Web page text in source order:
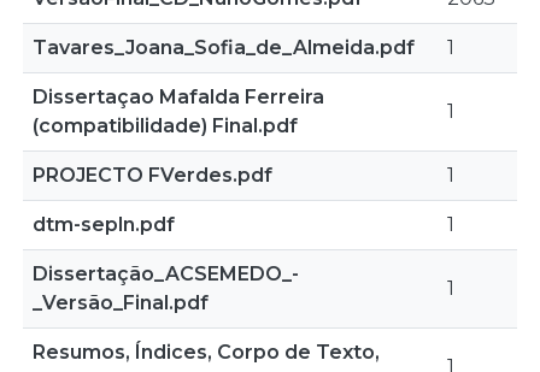
Tavares_Joana_Sofia_de_Almeida.pdf 1
Dissertaçao Mafalda Ferreira
(compatibilidade) Final.pdf
1
PROJECTO FVerdes.pdf 1
dtm-sepln.pdf 1
Dissertação_ACSEMEDO_-
_Versão_Final.pdf
1
Resumos, Índices, Corpo de Texto,
1